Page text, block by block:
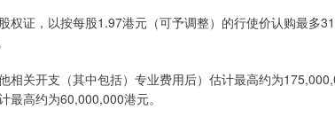
权证，以按每股1.97港元（可予调整）的行使价认购最多
相关开支（其中包括）专业费用后）估计最高约为
高约为60,000,000港元。